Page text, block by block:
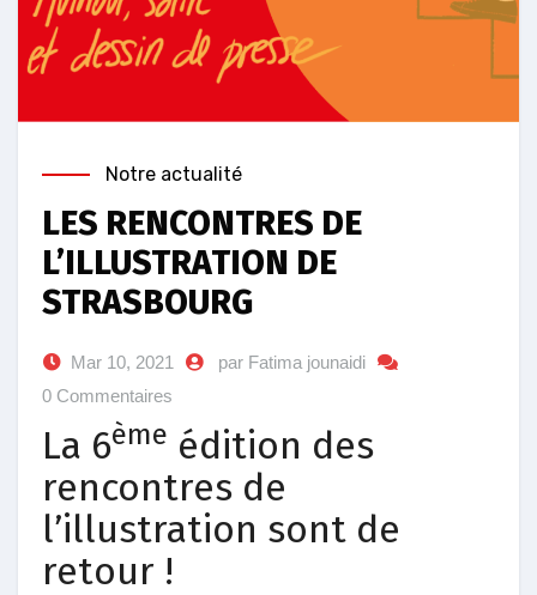
Notre actualité
LES RENCONTRES DE
L’ILLUSTRATION DE
STRASBOURG
Mar 10, 2021
par Fatima jounaidi
0 Commentaires
La 6ème édition des
rencontres de
l’illustration sont de
retour !